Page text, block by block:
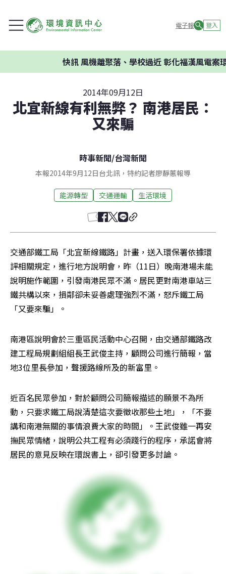
電子報 登入
快訊風機離聚落、學校過近 彰化福漢風電案環委
2014年09月12日
北宜新線有利無弊？ 南港居民：
又來騙
時事新聞/台灣新聞
本報2014年9月12日台北訊，特約記者廖靜蕙報導
能源轉型 交通運輸 生活環境
交通部鐵工局「北宜新線鐵路」計畫，送入環保署依據環
評相關規定，進行地方說明會，昨（11日）晚南港場未能
說明施作範圍，引發南港民眾不滿。居民更對南港車站三
鐵共構以來，損鄰卻未妥善處理強烈不滿，怒斥鐵工局
「又要來騙」。
南港區說明會於三重區民活動中心召開，由交通部鐵路改
建工程局規劃組組長王武俊主持，顧問公司進行簡報，當
地3位里長參加，聲援路線所及的新富里。
近百名民眾參加，對於顧問公司簡報描述的願景不為所
動，只要求鐵工局說清楚這次要徵收那些土地」，「不要
講和南港無關的事情浪費大家的時間」。王武俊雖一再安
撫民眾情緒，說明公共工程有必須踐行的程序，承諾會將
居民的意見反映在環說書上，卻引發更多討論。